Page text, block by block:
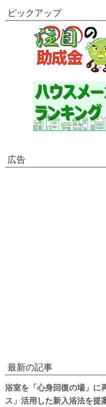
ピックアップ
広告
最新の記事
浴室を「心身回復の場」に
ス」活用した新入浴法を提